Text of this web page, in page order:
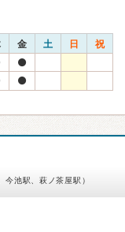
金 土 日 祝
池駅、萩ノ茶屋駅）